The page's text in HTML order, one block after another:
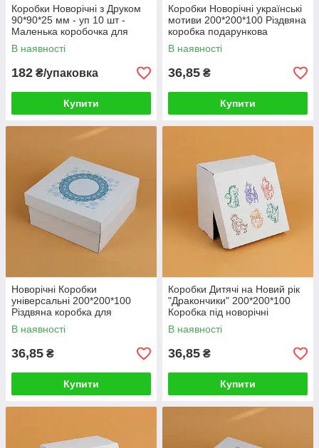
Коробки Новорічні з Друком
90*90*25 мм - уп 10 шт -
Маленька коробочка для
новорічного подарунка
В наявності
182 ₴/упаковка
Купити
Коробки Новорічні українські
мотиви 200*200*100 Різдвяна
коробка подарункова
"Сніжинки"
В наявності
36,85 ₴
Купити
Новорічні Коробки
універсальні 200*200*100
Різдвяна коробка для
подарунків Зимова
В наявності
36,85 ₴
Купити
Коробки Дитячі на Новий рік
"Дракончики" 200*200*100
Коробка під новорічні
сувеніри дітям
В наявності
36,85 ₴
Купити